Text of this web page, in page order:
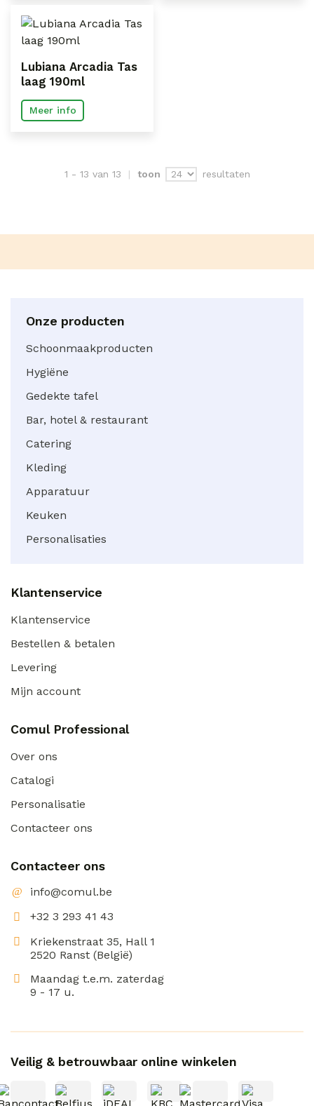
Lubiana Arcadia Tas
laag 190ml
Meer info
1 - 13 van 13 toon resultaten
Onze producten
Schoonmaakproducten
Hygiëne
Gedekte tafel
Bar, hotel & restaurant
Catering
Kleding
Apparatuur
Keuken
Personalisaties
Klantenservice
Klantenservice
Bestellen & betalen
Levering
Mijn account
Comul Professional
Over ons
Catalogi
Personalisatie
Contacteer ons
Contacteer ons
info@comul.be
+32 3 293 41 43
Kriekenstraat 35, Hall 1
2520 Ranst (België)
Maandag t.e.m. zaterdag
9 - 17 u.
Veilig & betrouwbaar online winkelen